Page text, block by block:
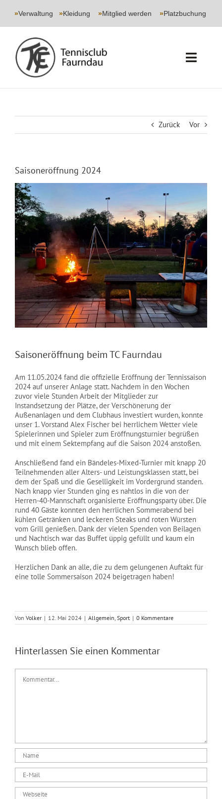
»Verwaltung »Kleidung »Mitglied werden »Platzbuchung
EVENTS
NEWS
Zurück Vor
Saisoneröffnung 2024
Saisoneröffnung beim TC Faurndau
Am 11.05.2024 fand die offizielle Eröffnung der Tennissaison
2024 auf unserer Anlage statt. Nachdem in den Wochen
zuvor viele Stunden Arbeit der Mitglieder zur
Instandsetzung der Plätze, der Verschönerung der
Außenanlagen und dem Clubhaus investiert wurden, konnte
unser 1. Vorstand Alex Fischer bei herrlichem Wetter viele
Spielerinnen und Spieler zum Eröffnungsturnier begrüßen
und mit einem Sektempfang auf die Saison 2024 anstoßen.
Anschließend fand ein Bändeles-Mixed-Turnier mit knapp 20
Teilnehmenden aller Alters- und Leistungsklassen statt, bei
dem der Spaß und die Geselligkeit im Vordergrund standen.
Nach knapp vier Stunden ging es nahtlos in die von der
Herren-40-Mannschaft organisierte Eröffnungsparty über. Die
rund 40 Gäste konnten den herrlichen Sommerabend bei
kühlen Getränken und leckeren Steaks und roten Würsten
vom Grill genießen. Dank der vielen Spenden von Beilagen
und Nachtisch war das Buffet üppig gefüllt und kaum ein
Wunsch blieb offen.
Herzlichen Dank an alle, die zu dem gelungenen Auftakt für
eine tolle Sommersaison 2024 beigetragen haben!
Von Volker | 12. Mai 2024 | Allgemein Sport | 0 Kommentare
Hinterlassen Sie einen Kommentar